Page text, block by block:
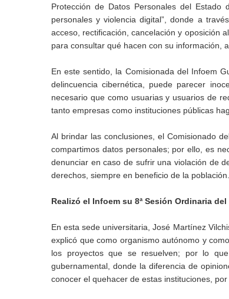
Protección de Datos Personales del Estado
personales y violencia digital”, donde a
acceso, rectificación, cancelación y oposición
para consultar qué hacen con su información,
En este sentido, la Comisionada del Infoem
delincuencia cibernética, puede parecer
necesario que como usuarias y usuarios de
tanto empresas como instituciones públicas
Al brindar las conclusiones, el Comisionado
compartimos datos personales; por ello, es
denunciar en caso de sufrir una violación de
derechos, siempre en beneficio de la población.
Realizó el Infoem su 8ª Sesión Ordinaria del
En esta sede universitaria, José Martínez
explicó que como organismo autónomo y
los proyectos que se resuelven; por lo
gubernamental, donde la diferencia de
conocer el quehacer de estas instituciones,